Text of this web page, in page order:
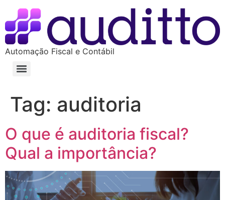
Automação Fiscal e Contábil
Tag: auditoria
O que é auditoria fiscal?
Qual a importância?